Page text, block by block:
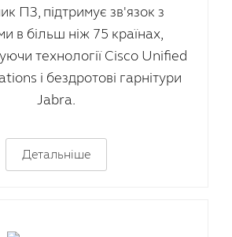
ПЗ, підтримує зв'язок з
в більш ніж 75 країнах,
технології Cisco Unified
і бездротові гарнітури
Jabra.
Детальніше